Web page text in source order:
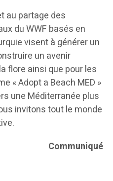
au partage des
du WWF basés en
visent à générer un
un avenir
flore ainsi que pour les
« Adopt a Beach MED »
une Méditerranée plus
invitons tout le monde
Communiqué